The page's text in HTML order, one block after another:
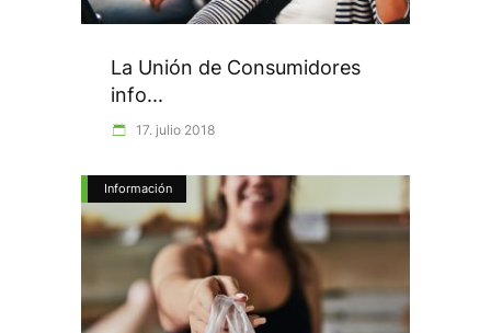
La Unión de Consumidores
info...
17. julio 2018
Información